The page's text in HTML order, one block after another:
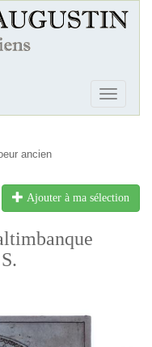
Ouvrir
ancien
Ajouter à ma sélection